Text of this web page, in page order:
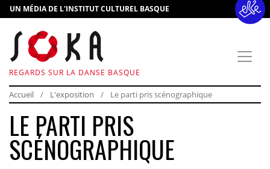
UN MÉDIA DE L'INSTITUT CULTUREL BASQUE
REGARDS SUR LA DANSE BASQUE
Accueil L'exposition Le parti pris scénographique
LE PARTI PRIS
SCÉNOGRAPHIQUE